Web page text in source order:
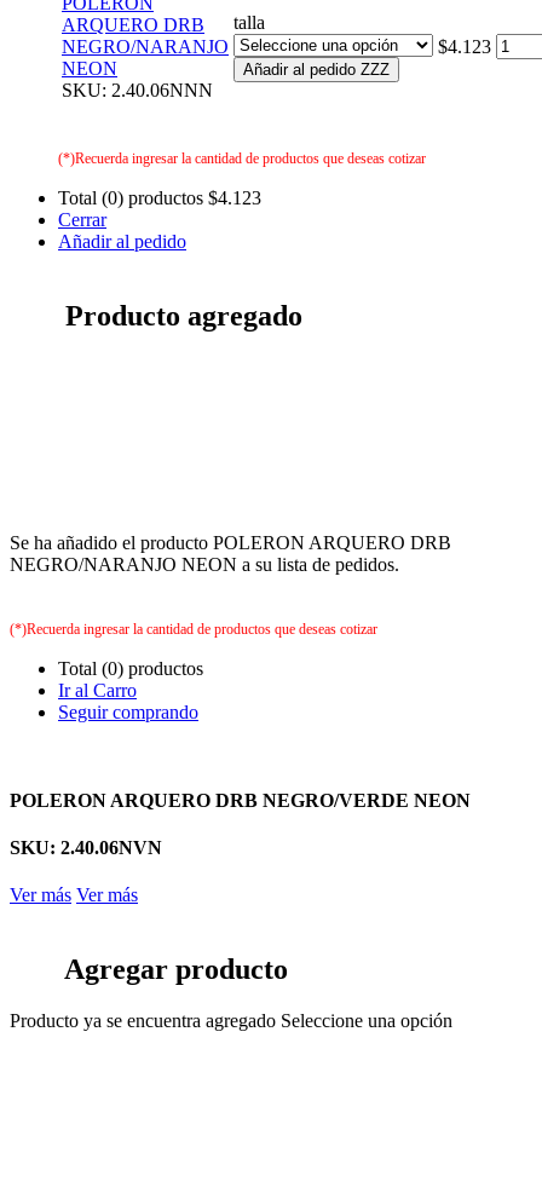
ARQUERO DRB
NEGRO/NARANJO
NEON
SKU: 2.40.06NNN
talla
Añadir al pedido ZZZ
$4.123
(*)Recuerda ingresar la cantidad de productos que deseas cotizar
Total (0) productos $4.123
Cerrar
Añadir al pedido
Producto agregado
Se ha añadido el producto POLERON ARQUERO DRB
NEGRO/NARANJO NEON a su lista de pedidos.
(*)Recuerda ingresar la cantidad de productos que deseas cotizar
Total (0) productos
Ir al Carro
Seguir comprando
POLERON ARQUERO DRB NEGRO/VERDE NEON
SKU: 2.40.06NVN
Ver más Ver más
Agregar producto
Producto ya se encuentra agregado Seleccione una opción